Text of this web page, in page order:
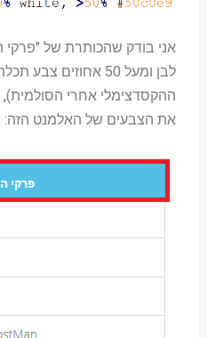
לבן ומעל 50 אחוזים
ההקסדצימלי אחרי הסולמית),
את הצבעים של האלמנט הזה: